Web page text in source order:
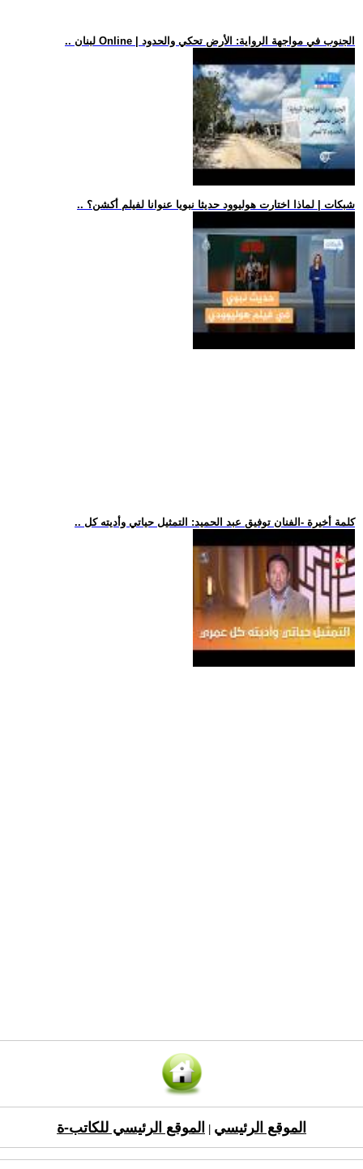
.. لبنان Online | الجنوب في مواجهة الرواية: الأرض تحكي والحدود
.. شبكات | لماذا اختارت هوليوود حديثا نبويا عنوانا لفيلم أكشن؟
.. كلمة أخيرة -الفنان توفيق عبد الحميد: التمثيل حياتي وأديته كل
الموقع الرئيسي الموقع الرئيسي للكاتب-ة